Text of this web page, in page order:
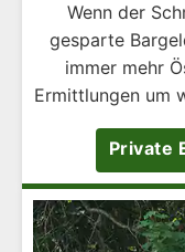
Wenn der
gesparte
immer mehr
Ermittlungen um
Private